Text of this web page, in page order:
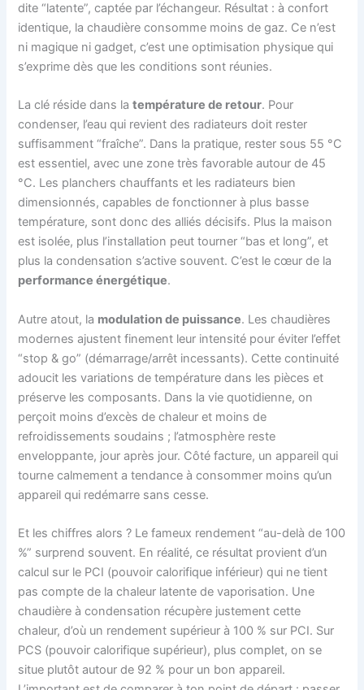
dite “latente”, captée par l’échangeur. Résultat : à confort
identique, la chaudière consomme moins de gaz. Ce n’est
ni magique ni gadget, c’est une optimisation physique qui
s’exprime dès que les conditions sont réunies.
La clé réside dans latempérature de retour. Pour
condenser, l’eau qui revient des radiateurs doit rester
suffisamment “fraîche”. Dans la pratique, rester sous 55 °C
est essentiel, avec une zone très favorable autour de 45
°C. Les planchers chauffants et les radiateurs bien
dimensionnés, capables de fonctionner à plus basse
température, sont donc des alliés décisifs. Plus la maison
est isolée, plus l’installation peut tourner “bas et long”, et
plus la condensation s’active souvent. C’est le cœur de la
performance énergétique.
Autre atout, la modulation de puissance. Les chaudières
modernes ajustent finement leur intensité pour éviter l’effet
“stop & go” (démarrage/arrêt incessants). Cette continuité
adoucit les variations de température dans les pièces et
préserve les composants. Dans la vie quotidienne, on
perçoit moins d’excès de chaleur et moins de
refroidissements soudains ; l’atmosphère reste
enveloppante, jour après jour. Côté facture, un appareil qui
tourne calmement a tendance à consommer moins qu’un
appareil qui redémarre sans cesse.
Et les chiffres alors ? Le fameux rendement “au-delà de 100
%” surprend souvent. En réalité, ce résultat provient d’un
calcul sur le PCI (pouvoir calorifique inférieur) qui ne tient
pas compte de la chaleur latente de vaporisation. Une
chaudière à condensation récupère justement cette
chaleur, d’où un rendement supérieur à 100 % sur PCI. Sur
PCS (pouvoir calorifique supérieur), plus complet, on se
situe plutôt autour de 92 % pour un bon appareil.